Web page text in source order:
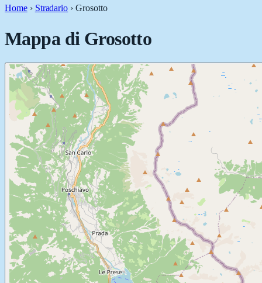
Home › Stradario ›Grosotto
Mappa di Grosotto